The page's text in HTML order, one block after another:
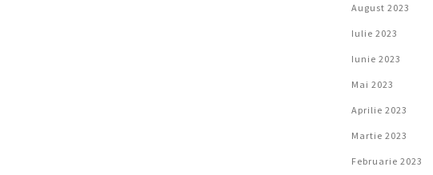
August 2023
Iulie 2023
Iunie 2023
Mai 2023
Aprilie 2023
Martie 2023
Februarie 2023